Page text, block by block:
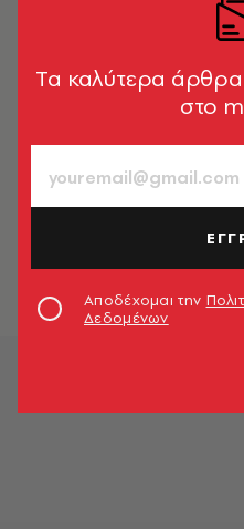
νόσο
μέσα
Μπέλα
Tα καλύτερα άρθρα
στο
Αποδέχομαι την
Δεδομένων